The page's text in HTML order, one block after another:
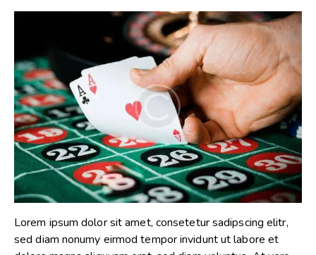
Lorem ipsum dolor sit amet, consetetur sadipscing elitr,
sed diam nonumy eirmod tempor invidunt ut labore et